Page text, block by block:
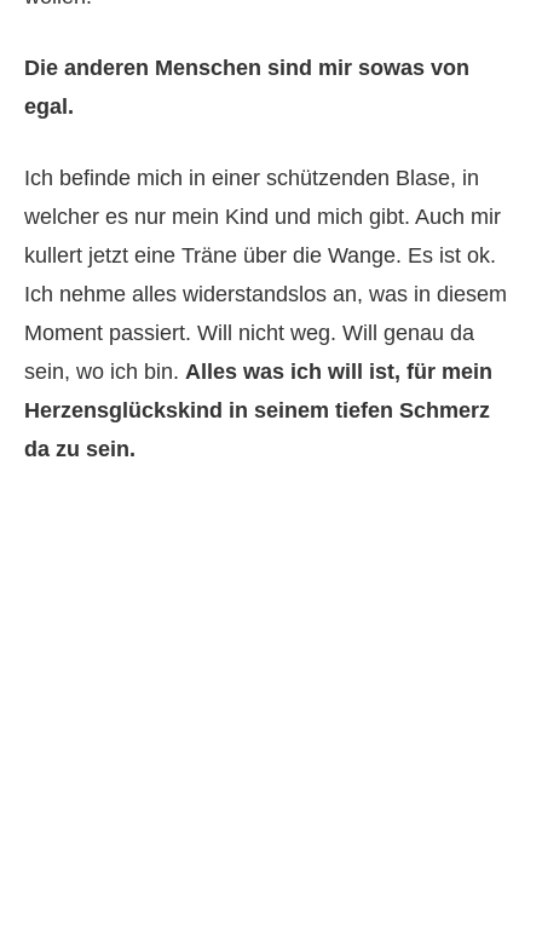
Die anderen Menschen sind mir sowas von
egal.
Ich befinde mich in einer schützenden Blase, in
welcher es nur mein Kind und mich gibt. Auch mir
kullert jetzt eine Träne über die Wange. Es ist ok.
Ich nehme alles widerstandslos an, was in diesem
Moment passiert. Will nicht weg. Will genau da
sein, wo ich bin. Alles was ich will ist, für mein
Herzensglückskind in seinem tiefen Schmerz
da zu sein.